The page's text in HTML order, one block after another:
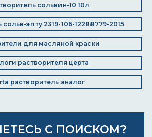
сольвин-10 10л
эп ту 2319-106-12288779-2015
для масляной краски
растворителя церта
растворитель аналог
С ПОИСКОМ?